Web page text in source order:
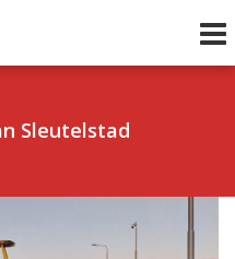
Sleutelstad